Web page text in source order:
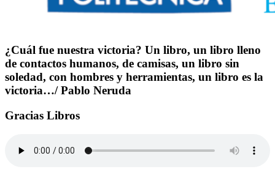
¿Cuál fue nuestra victoria? Un libro, un libro lleno
de contactos humanos, de camisas, un libro sin
soledad, con hombres y herramientas, un libro es la
victoria…/ Pablo Neruda
Gracias Libros